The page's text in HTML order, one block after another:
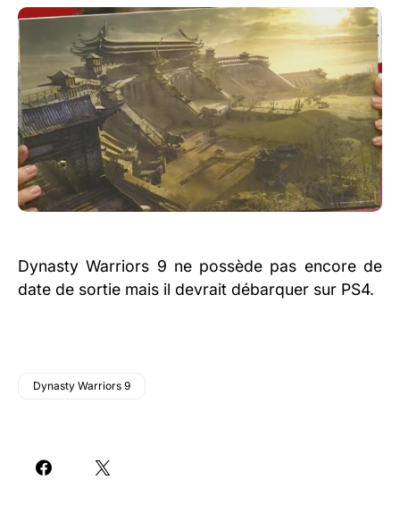
Dynasty Warriors 9 ne possède pas encore de
date de sortie mais il devrait débarquer sur PS4.
Dynasty Warriors 9